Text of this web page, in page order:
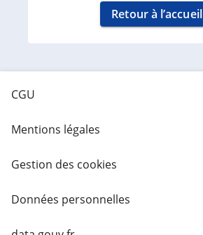
Retour à l’accueil
CGU
Mentions légales
Gestion des cookies
Données personnelles